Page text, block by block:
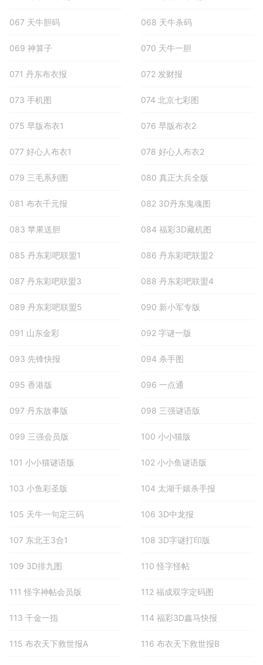
067 天牛胆码 068 天牛杀码
069 神算子 070 天牛一胆
071 丹东布衣报 072 发财报
073 手机图 074 北京七彩图
075 早版布衣1 076 早版布衣2
077 好心人布衣1 078 好心人布衣2
079 三毛系列图 080 真正大兵全版
081 布衣千元报 082 3D丹东鬼魂图
083 苹果送胆 084 福彩3D藏机图
085 丹东彩吧联盟1 086 丹东彩吧联盟2
087 丹东彩吧联盟3 088 丹东彩吧联盟4
089 丹东彩吧联盟5 090 新小军专版
091 山东金彩 092 字谜一版
093 先锋快报 094 杀手图
095 香港版 096 一点通
097 丹东故事版 098 三强谜语版
099 三强会员版 100 小小猫版
101 小小猫谜语版 102 小小鱼谜语版
103 小鱼彩圣版 104 太湖千嬉杀手报
105 天牛一句定三码 106 3D中龙报
107 东北王3合1 108 3D字谜打印版
109 3D排九图 110 怪字怪帖
111 怪字神帖会员版 112 福成双字定码图
113 千金一指 114 福彩3D鑫马快报
115 布衣天下救世报A 116 布衣天下救世报B